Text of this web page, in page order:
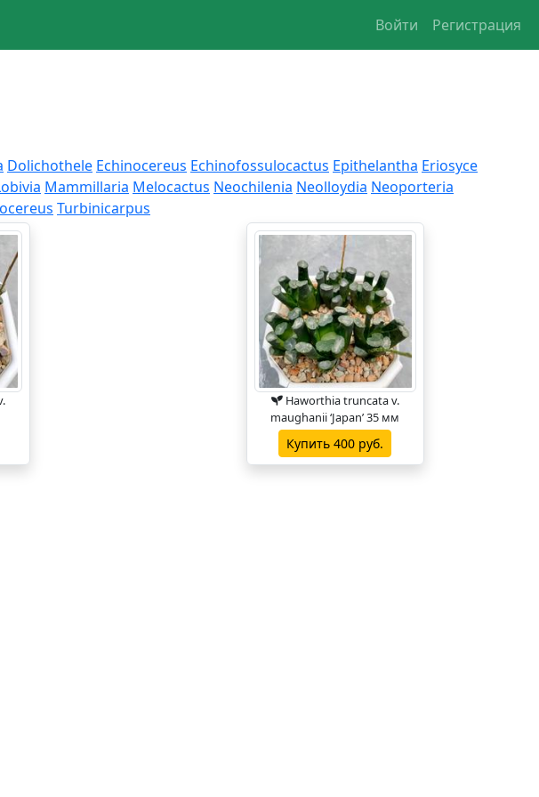
Войти Регистрация
Dolichothele Echinocereus Echinofossulocactus Epithelantha Eriosyce
Mammillaria Melocactus Neochilenia Neolloydia Neoporteria
Turbinicarpus
Haworthia truncata v.
maughanii ‘Japan’ 35 мм
Купить 400 руб.